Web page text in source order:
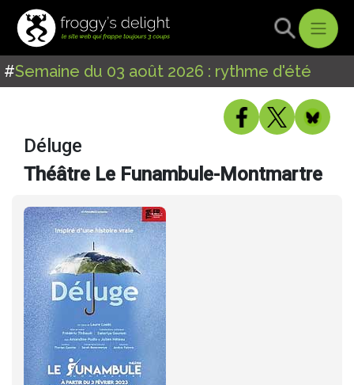
#Semaine du 03 août 2026 : rythme d'été
Déluge
Théâtre Le Funambule-Montmartre